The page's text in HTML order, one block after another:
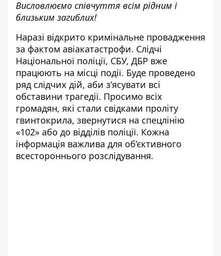
Висловлюємо співчуття всім рідним і
близьким загиблих!
Наразі відкрито кримінальне провадження
за фактом авіакатастрофи. Слідчі
Національної поліції, СБУ, ДБР вже
працюють на місці події. Буде проведено
ряд слідчих дій, аби з’ясувати всі
обставини трагедії. Просимо всіх
громадян, які стали свідками проліту
гвинтокрила, звернутися на спецлінію
«102» або до відділів поліції. Кожна
інформація важлива для об’єктивного
всестороннього розслідування.